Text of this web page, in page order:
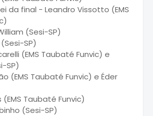
da final - Leandro Vissotto (EMS
(Sesi-SP)
SP)
(EMS Taubaté Funvic) e
SP)
(EMS Taubaté Funvic) e Éder
Taubaté Funvic)
(Sesi-SP)